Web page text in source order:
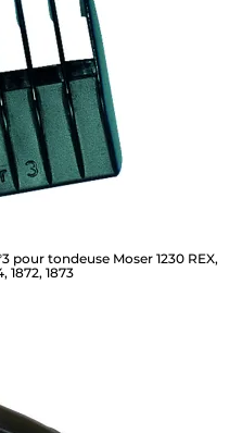
pour tondeuse Moser 1230 REX,
1872, 1873